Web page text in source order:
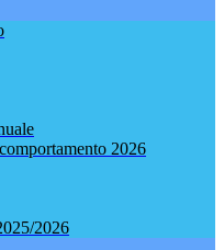
2026
2026